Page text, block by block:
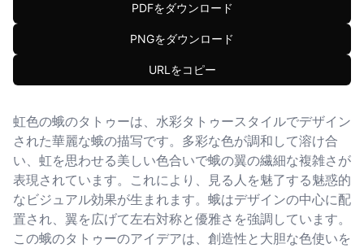
PDFをダウンロード
PNGをダウンロード
URLをコピー
虹色の蛾のタトゥーは、水彩タトゥースタイルでデザイン
された華麗な蛾の描写です。多彩な色が調和して溶け合
い、虹を思わせる美しい色合いで蛾の翼の繊細な複雑さが
表現されています。これにより、見る人を魅了する魅惑的
なビジュアル効果が生まれます。蛾はデザインの中心に配
置され、翼を広げて左右対称と優雅さを強調しています。
この蛾のタトゥーのアイデアは、創造性と大胆な色使いを